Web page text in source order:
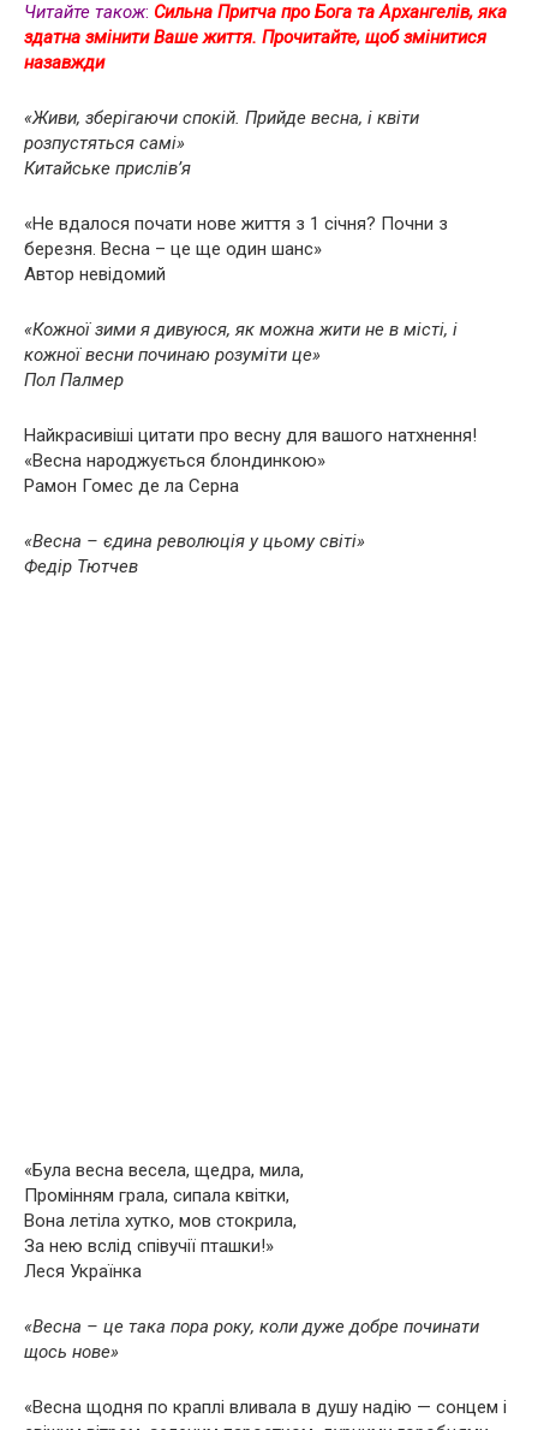
Читайте також: Сильна Притча про Бога та Архангелів, яка
здатна змінити Ваше життя. Прочитайте, щоб змінитися
назавжди
«Живи, зберігаючи спокій. Прийде весна, і квіти
розпустяться самі»
Китайське прислів’я
«Не вдалося почати нове життя з 1 січня? Почни з
березня. Весна – це ще один шанс»
Автор невідомий
«Кожної зими я дивуюся, як можна жити не в місті, і
кожної весни починаю розуміти це»
Пол Палмер
Найкрасивіші цитати про весну для вашого натхнення!
«Весна народжується блондинкою»
Рамон Гомес де ла Серна
«Весна – єдина революція у цьому світі»
Федір Тютчев
«Була весна весела, щедра, мила,
Промінням грала, сипала квітки,
Вона летіла хутко, мов стокрила,
За нею вслід співучії пташки!»
Леся Українка
«Весна – це така пора року, коли дуже добре починати
щось нове»
«Весна щодня по краплі вливала в душу надію — сонцем і